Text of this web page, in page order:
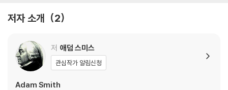
제9장. 자본 이윤
제1절. 직업 그 자체의 특성에서 발생하는 불평등
제2절. 유럽의 정책에서 비롯된 불평등
제11장. 토지의 지대
제1절. 언제나 지대가 나오는 토지의 생산물
저자 소개 2
저 애덤 스미스
관심작가 알림신청
Adam Smith